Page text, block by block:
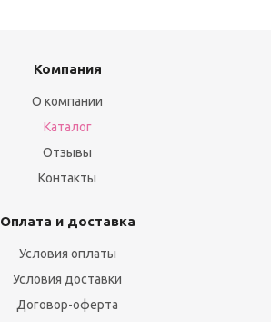
Компания
О компании
Каталог
Отзывы
Контакты
Оплата и доставка
Условия оплаты
Условия доставки
Договор-оферта